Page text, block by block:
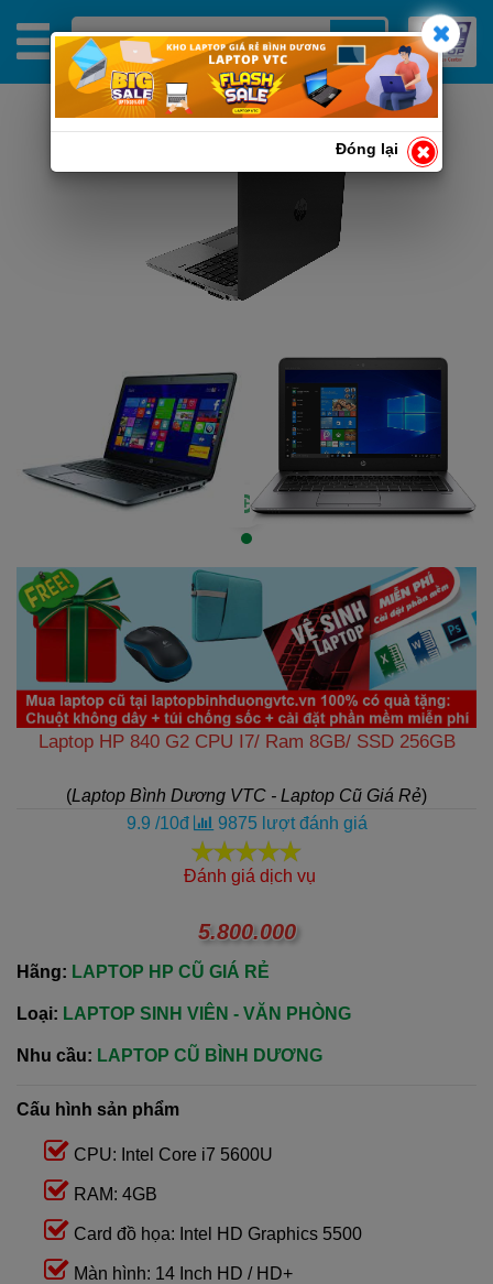
Laptop HP 840 G2 CPU I7/ Ram 8GB/ SSD 256GB
(Laptop Bình Dương VTC - Laptop Cũ Giá Rẻ)
9.9 /10đ 9875 lượt đánh giá
Đánh giá dịch vụ
5.800.000
Hãng: LAPTOP HP CŨ GIÁ RẺ
Loại: LAPTOP SINH VIÊN - VĂN PHÒNG
Nhu cầu: LAPTOP CŨ BÌNH DƯƠNG
Cấu hình sản phẩm
CPU: Intel Core i7 5600U
RAM: 4GB
Card đồ họa: Intel HD Graphics 5500
Màn hình: 14 Inch HD / HD+
Đóng lại